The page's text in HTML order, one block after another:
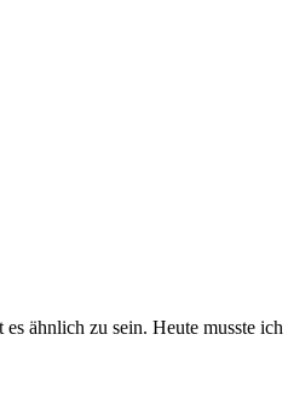
ähnlich zu sein. Heute musste